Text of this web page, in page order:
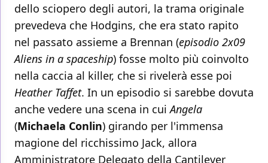
dello sciopero degli autori, la trama originale
prevedeva che Hodgins, che era stato rapito
nel passato assieme a Brennan (episodio 2x09
Aliens in a spaceship) fosse molto più coinvolto
nella caccia al killer, che si rivelerà esse poi
Heather Taffet. In un episodio si sarebbe dovuta
anche vedere una scena in cuiAngela
(Michaela Conlin) girando per l'immensa
magione del ricchissimo Jack, allora
Amministratore Delegato della Cantilever